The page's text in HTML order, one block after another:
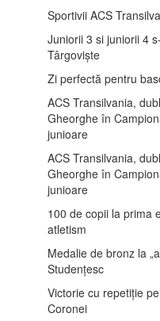
Sportivii ACS
Juniorii 3 si juniorii 4
Târgoviște
Zi perfectă pentru
ACS Transilvania,
Gheorghe în
junioare
ACS Transilvania,
Gheorghe în
junioare
100 de copii la prima
atletism
Medalie de bronz la
Studențesc
Victorie cu repetiție
Coronei